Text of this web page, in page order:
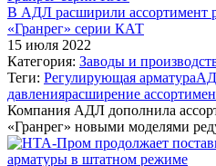
В АДЛ расширили ассортимент
«Гранрег» серии КАТ
15 июля 2022
Категория: Заводы и
Теги: Регулирующая арматура
давлениярасширение
Компания АДЛ дополнила
«Гранрег» новыми моделями